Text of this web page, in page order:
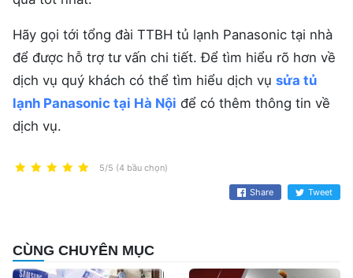
Hãy gọi tới tổng đài TTBH tủ lạnh Panasonic tại nhà
để được hỗ trợ tư vấn chi tiết. Để tìm hiểu rõ hơn về
dịch vụ quý khách có thể tìm hiểu dịch vụ sửa tủ
lạnh Panasonic tại Hà Nội để có thêm thông tin về
dịch vụ.
5/5 (4 bầu chọn)
Share Tweet
CÙNG CHUYÊN MỤC